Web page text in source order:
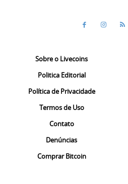
Sobre o Livecoins
Politica Editorial
Política de Privacidade
Termos de Uso
Contato
Denúncias
Comprar Bitcoin